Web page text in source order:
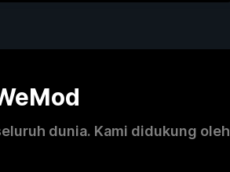
dunia. Kami didukung oleh